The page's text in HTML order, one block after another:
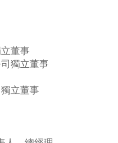
董事
獨立董事
立董事